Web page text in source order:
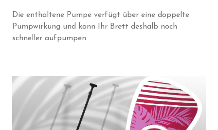
Die enthaltene Pumpe verfügt über eine doppelte
Pumpwirkung und kann Ihr Brett deshalb noch
schneller aufpumpen.